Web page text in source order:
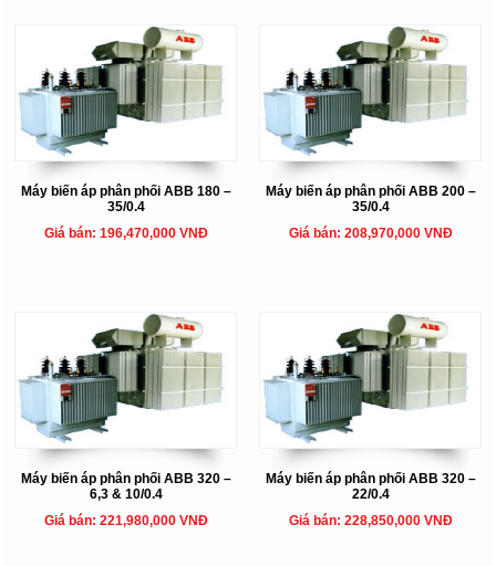
Máy biến áp phân phối ABB 180 –
35/0.4
Giá bán: 196,470,000 VNĐ
Máy biến áp phân phối ABB 200 –
35/0.4
Giá bán: 208,970,000 VNĐ
Máy biến áp phân phối ABB 320 –
6,3 & 10/0.4
Giá bán: 221,980,000 VNĐ
Máy biến áp phân phối ABB 320 –
22/0.4
Giá bán: 228,850,000 VNĐ